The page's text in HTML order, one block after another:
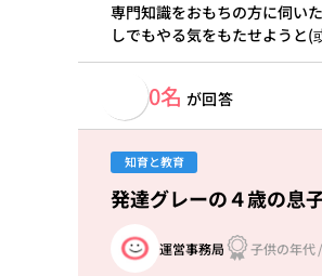
専門知識をおもちの方に伺い
しでもやる気をもたせようと
0名 が回答
知育と教育
発達グレーの４歳の息
運営事務局 子供の年代/